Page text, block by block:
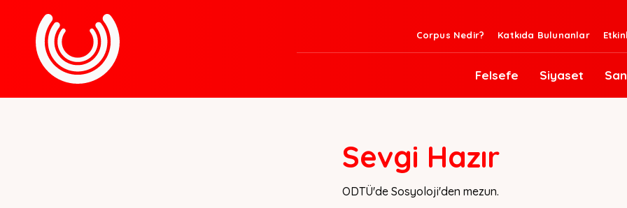
Corpus Nedir? Katkıda Bulunanlar
Felsefe Siyaset
Sevgi Hazır
ODTÜ'de Sosyoloji'den mezun.